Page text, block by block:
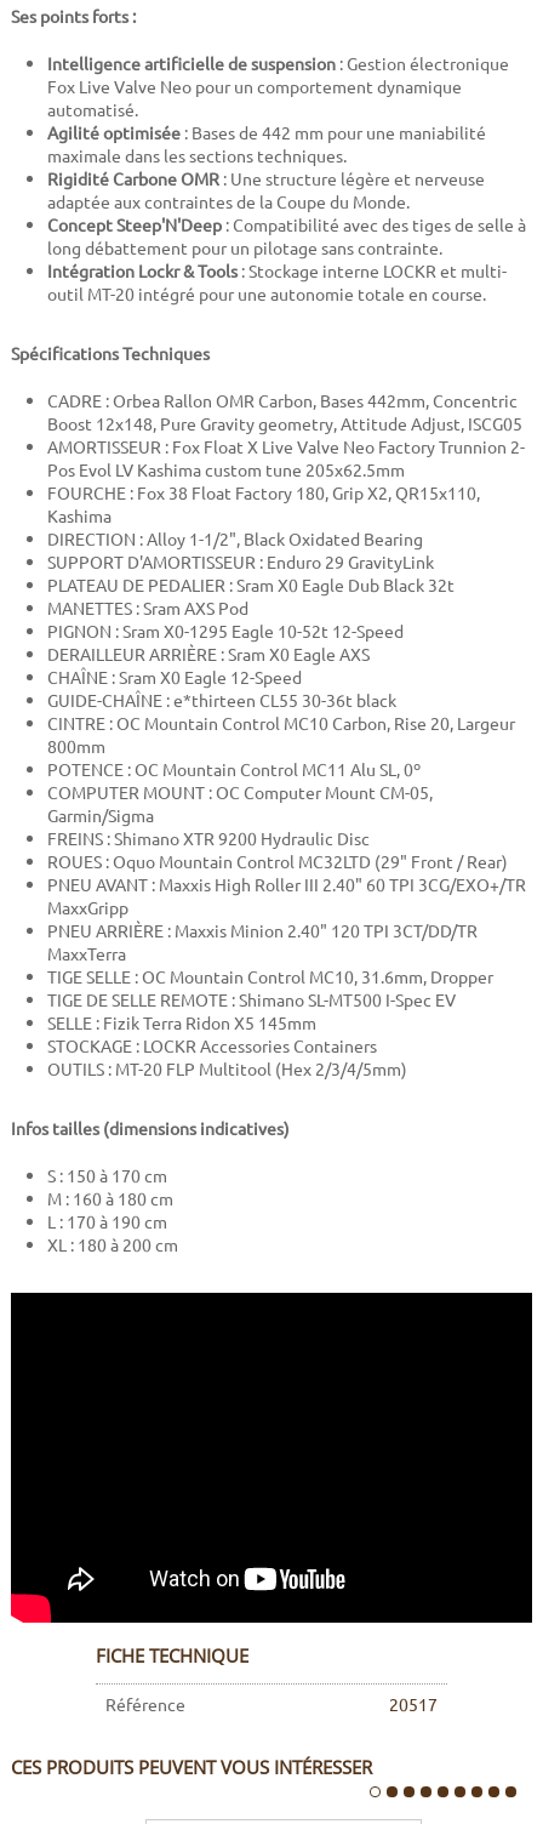
Ses points forts :
Intelligence artificielle de suspension: Gestion électronique
Fox Live Valve Neo pour un comportement dynamique
automatisé.
Agilité optimisée: Bases de 442 mm pour une maniabilité
maximale dans les sections techniques.
Rigidité Carbone OMR: Une structure légère et nerveuse
adaptée aux contraintes de la Coupe du Monde.
Concept Steep'N'Deep: Compatibilité avec des tiges de selle à
long débattement pour un pilotage sans contrainte.
Intégration Lockr & Tools: Stockage interne LOCKR et multi-
outil MT-20 intégré pour une autonomie totale en course.
Spécifications Techniques
CADRE : Orbea Rallon OMR Carbon, Bases 442mm, Concentric
Boost 12x148, Pure Gravity geometry, Attitude Adjust, ISCG05
AMORTISSEUR : Fox Float X Live Valve Neo Factory Trunnion 2-
Pos Evol LV Kashima custom tune 205x62.5mm
FOURCHE : Fox 38 Float Factory 180, Grip X2, QR15x110,
Kashima
DIRECTION : Alloy 1-1/2", Black Oxidated Bearing
SUPPORT D'AMORTISSEUR : Enduro 29 GravityLink
PLATEAU DE PEDALIER : Sram X0 Eagle Dub Black 32t
MANETTES : Sram AXS Pod
PIGNON : Sram X0-1295 Eagle 10-52t 12-Speed
DERAILLEUR ARRIÈRE : Sram X0 Eagle AXS
CHAÎNE : Sram X0 Eagle 12-Speed
GUIDE-CHAÎNE : e*thirteen CL55 30-36t black
CINTRE : OC Mountain Control MC10 Carbon, Rise 20, Largeur
800mm
POTENCE : OC Mountain Control MC11 Alu SL, 0º
COMPUTER MOUNT : OC Computer Mount CM-05,
Garmin/Sigma
FREINS : Shimano XTR 9200 Hydraulic Disc
ROUES : Oquo Mountain Control MC32LTD (29" Front / Rear)
PNEU AVANT : Maxxis High Roller III 2.40" 60 TPI 3CG/EXO+/TR
MaxxGripp
PNEU ARRIÈRE : Maxxis Minion 2.40" 120 TPI 3CT/DD/TR
MaxxTerra
TIGE SELLE : OC Mountain Control MC10, 31.6mm, Dropper
TIGE DE SELLE REMOTE : Shimano SL-MT500 I-Spec EV
SELLE : Fizik Terra Ridon X5 145mm
STOCKAGE : LOCKR Accessories Containers
OUTILS : MT-20 FLP Multitool (Hex 2/3/4/5mm)
Infos tailles (dimensions indicatives)
S : 150 à 170 cm
M : 160 à 180 cm
L : 170 à 190 cm
XL : 180 à 200 cm
FICHE TECHNIQUE
Référence 20517
CES PRODUITS PEUVENT VOUS INTÉRESSER